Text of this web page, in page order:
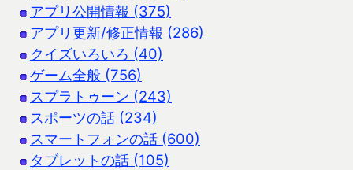
アプリ公開情報 (375)
アプリ更新/修正情報 (286)
クイズいろいろ (40)
ゲーム全般 (756)
スプラトゥーン (243)
スポーツの話 (234)
スマートフォンの話 (600)
タブレットの話 (105)